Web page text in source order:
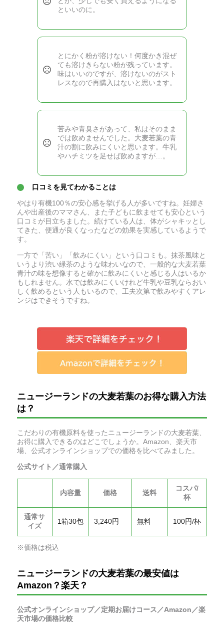
といいのに。
とにかく粉が溶けない！何度かき混ぜ
ても溶けきらない粉が残っています。
味はいいのですが、溶けないのがスト
レスなので再購入はないと思います。
苦みや青臭さがあって、私はそのまま
では飲めませんでした。大麦若葉の青
汁の割に飲みにくいと思います。牛乳
やハチミツを足せば飲めますが…。
口コミを見てわかることは
やはり有機100％の安心感を挙げる人が多いですね。妊婦さ
んや出産後のママさん、また子どもに飲ませても安心という
口コミが目立ちました。続けている人は、体がシャキッとし
てきた、便通が良くなったなどの効果を実感しているようで
す。
一方で「苦い」「飲みにくい」という口コミも。抹茶風味と
いうより渋い緑茶のような味わいなので、一般的な大麦若葉
青汁の味を想像すると確かに飲みにくいと感じる人はいるか
もしれません。水では飲みにくいけれど牛乳や豆乳ならおい
しく飲めるという人もいるので、工夫次第で飲みやすくアレ
ンジはできそうですね。
ニュージーランドの大麦若葉のお得な購入方法
は？
こだわりの有機原料を使ったニュージーランドの大麦若葉、
お得に購入できるのはどこでしょうか。Amazon、楽天市
場、公式オンラインショップでの価格を比べてみました。
公式サイト／通常購入
内容量 価格 送料
コスパ/
杯
通常サ
イズ
1箱30包 3,240円 無料 100円/杯
※価格は税込
ニュージーランドの大麦若葉の最安値は
Amazon？楽天？
公式オンラインショップ／定期お届けコース／Amazon／楽
天市場の価格比較